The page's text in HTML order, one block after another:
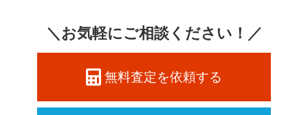
＼お気軽にご相談ください！／
無料査定を依頼する